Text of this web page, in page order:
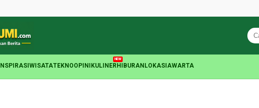
INSPIRASI WISATATEKNOOPINI KULINER
NEW
HIBURAN LOKASIAWARTA